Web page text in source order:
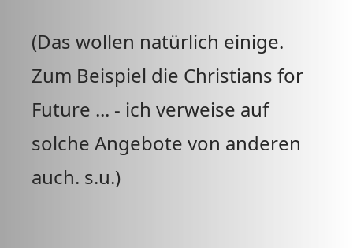
(Das wollen natürlich einige.
Zum Beispiel die Christians for
Future ... - ich verweise auf
solche Angebote von anderen
auch. s.u.)